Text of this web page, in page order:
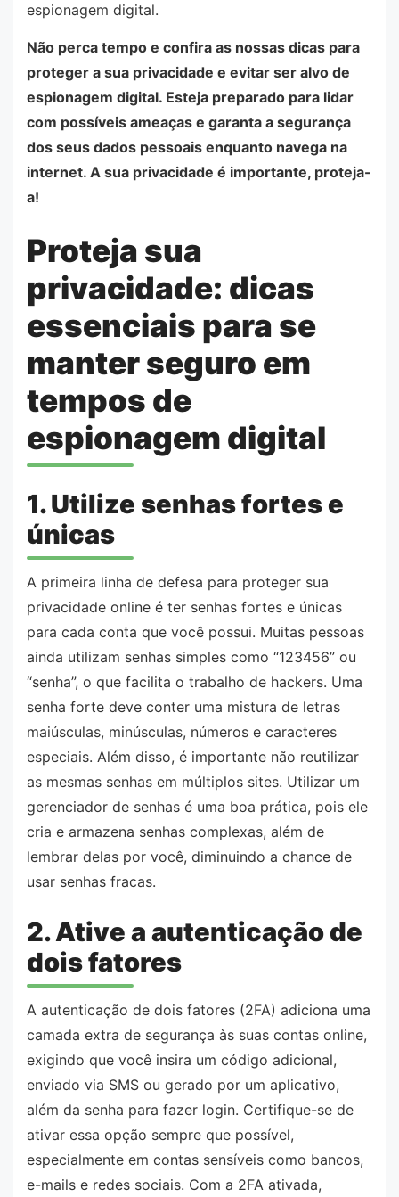
espionagem digital.
Não perca tempo e confira as nossas dicas para
proteger a sua privacidade e evitar ser alvo de
espionagem digital. Esteja preparado para lidar
com possíveis ameaças e garanta a segurança
dos seus dados pessoais enquanto navega na
internet. A sua privacidade é importante, proteja-
a!
Proteja sua
privacidade: dicas
essenciais para se
manter seguro em
tempos de
espionagem digital
1. Utilize senhas fortes e
únicas
A primeira linha de defesa para proteger sua
privacidade online é ter senhas fortes e únicas
para cada conta que você possui. Muitas pessoas
ainda utilizam senhas simples como “123456” ou
“senha”, o que facilita o trabalho de hackers. Uma
senha forte deve conter uma mistura de letras
maiúsculas, minúsculas, números e caracteres
especiais. Além disso, é importante não reutilizar
as mesmas senhas em múltiplos sites. Utilizar um
gerenciador de senhas é uma boa prática, pois ele
cria e armazena senhas complexas, além de
lembrar delas por você, diminuindo a chance de
usar senhas fracas.
2. Ative a autenticação de
dois fatores
A autenticação de dois fatores (2FA) adiciona uma
camada extra de segurança às suas contas online,
exigindo que você insira um código adicional,
enviado via SMS ou gerado por um aplicativo,
além da senha para fazer login. Certifique-se de
ativar essa opção sempre que possível,
especialmente em contas sensíveis como bancos,
e-mails e redes sociais. Com a 2FA ativada,